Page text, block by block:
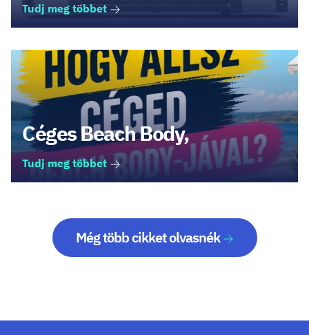
Tudj meg többet
Céges Beach Body,
Tudj meg többet
Még több cikket olvasnék